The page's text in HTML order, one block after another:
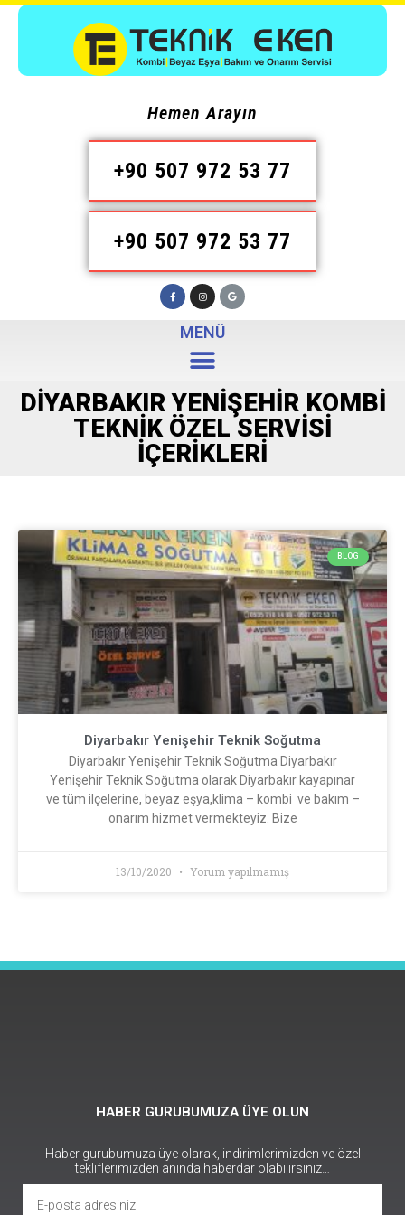
Hemen Arayın
+90 507 972 53 77
+90 507 972 53 77
MENÜ
DIYARBAKIR YENIŞEHIR KOMBI
TEKNIK ÖZEL SERVISI
İÇERIKLERI
BLOG
Diyarbakır Yenişehir Teknik Soğutma
Diyarbakır Yenişehir Teknik Soğutma Diyarbakır
Yenişehir Teknik Soğutma olarak Diyarbakır kayapınar
ve tüm ilçelerine, beyaz eşya,klima – kombi ve bakım –
onarım hizmet vermekteyiz. Bize
13/10/2020 Yorum yapılmamış
HABER GURUBUMUZA ÜYE OLUN
Haber gurubumuza üye olarak, indirimlerimizden ve özel
tekliflerimizden anında haberdar olabilirsiniz…